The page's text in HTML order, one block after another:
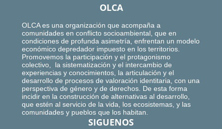
OLCA
OLCA es una organización que acompaña a
comunidades en conflicto socioambiental, que en
condiciones de profunda asimetría, enfrentan un modelo
económico depredador impuesto en los territorios.
Promovemos la participación y el protagonismo
colectivo, la sistematización y el intercambio de
experiencias y conocimientos, la articulación y el
desarrollo de procesos de valoración identitaria, con una
perspectiva de género y de derechos. De esta forma
incidir en la construcción de alternativas al desarrollo,
que estén al servicio de la vida, los ecosistemas, y las
comunidades y pueblos que los habitan.
SIGUENOS